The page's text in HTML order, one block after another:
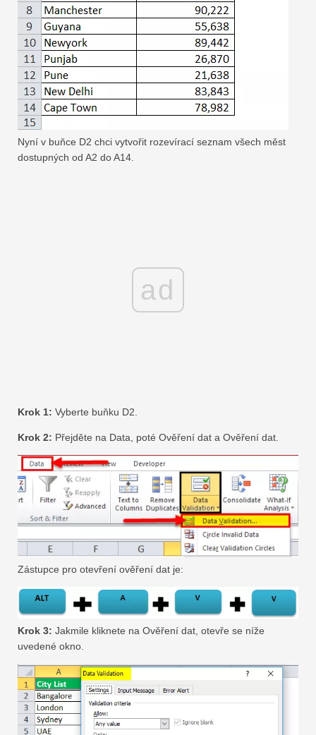
Nyní v buňce D2 chci vytvořit rozevírací seznam všech měst
dostupných od A2 do A14.
ad
Krok 1: Vyberte buňku D2.
Krok 2: Přejděte na Data, poté Ověření dat a Ověření dat.
Zástupce pro otevření ověření dat je:
Krok 3: Jakmile kliknete na Ověření dat, otevře se níže
uvedené okno.